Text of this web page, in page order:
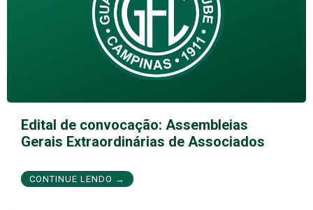
Edital de convocação: Assembleias
Gerais Extraordinárias de Associados
CONTINUE LENDO →